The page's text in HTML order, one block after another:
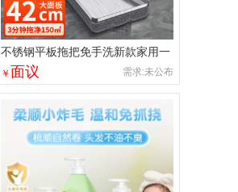
不锈钢平板拖把免手洗新款家用一
拖净懒人加大加宽吸水拖地神器
￥ 面议 需求:未公布